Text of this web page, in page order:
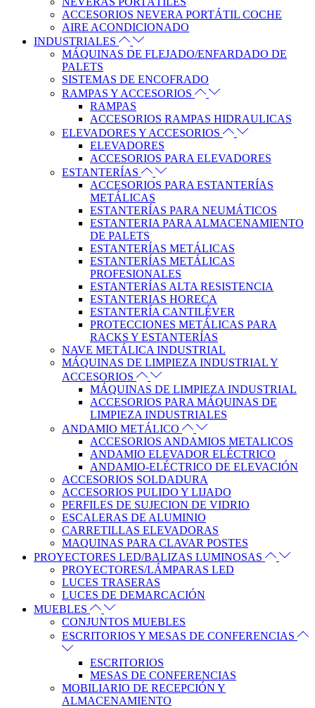
ACCESORIOS NEVERA PORTÁTIL COCHE
AIRE ACONDICIONADO
INDUSTRIALES
MÁQUINAS DE FLEJADO/ENFARDADO DE
PALETS
SISTEMAS DE ENCOFRADO
RAMPAS Y ACCESORIOS
RAMPAS
ACCESORIOS RAMPAS HIDRAULICAS
ELEVADORES Y ACCESORIOS
ELEVADORES
ACCESORIOS PARA ELEVADORES
ESTANTERÍAS
ACCESORIOS PARA ESTANTERÍAS
METÁLICAS
ESTANTERÍAS PARA NEUMÁTICOS
ESTANTERIA PARA ALMACENAMIENTO
DE PALETS
ESTANTERÍAS METÁLICAS
ESTANTERÍAS METÁLICAS
PROFESIONALES
ESTANTERÍAS ALTA RESISTENCIA
ESTANTERIAS HORECA
ESTANTERÍA CANTILÉVER
PROTECCIONES METÁLICAS PARA
RACKS Y ESTANTERÍAS
NAVE METÁLICA INDUSTRIAL
MÁQUINAS DE LIMPIEZA INDUSTRIAL Y
ACCESORIOS
MÁQUINAS DE LIMPIEZA INDUSTRIAL
ACCESORIOS PARA MÁQUINAS DE
LIMPIEZA INDUSTRIALES
ANDAMIO METÁLICO
ACCESORIOS ANDAMIOS METALICOS
ANDAMIO ELEVADOR ELÉCTRICO
ANDAMIO-ELÉCTRICO DE ELEVACIÓN
ACCESORIOS SOLDADURA
ACCESORIOS PULIDO Y LIJADO
PERFILES DE SUJECION DE VIDRIO
ESCALERAS DE ALUMINIO
CARRETILLAS ELEVADORAS
MAQUINAS PARA CLAVAR POSTES
PROYECTORES LED/BALIZAS LUMINOSAS
PROYECTORES/LÁMPARAS LED
LUCES TRASERAS
LUCES DE DEMARCACIÓN
MUEBLES
CONJUNTOS MUEBLES
ESCRITORIOS Y MESAS DE CONFERENCIAS
ESCRITORIOS
MESAS DE CONFERENCIAS
MOBILIARIO DE RECEPCIÓN Y
ALMACENAMIENTO